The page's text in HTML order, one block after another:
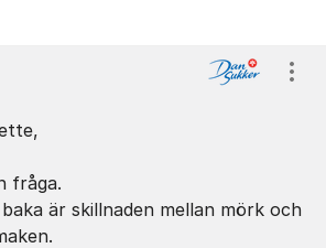
fråga.
är skillnaden mellan mörk och